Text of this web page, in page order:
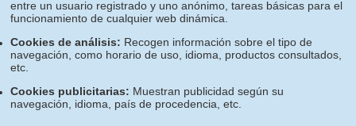
entre un usuario registrado y uno anónimo, tareas básicas para el
funcionamiento de cualquier web dinámica.
Cookies de análisis: Recogen información sobre el tipo de
navegación, como horario de uso, idioma, productos consultados,
etc.
Cookies publicitarias: Muestran publicidad según su
navegación, idioma, país de procedencia, etc.